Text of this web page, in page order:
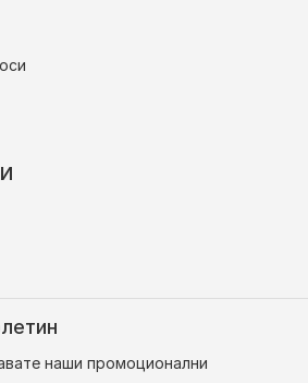
наши промоционални